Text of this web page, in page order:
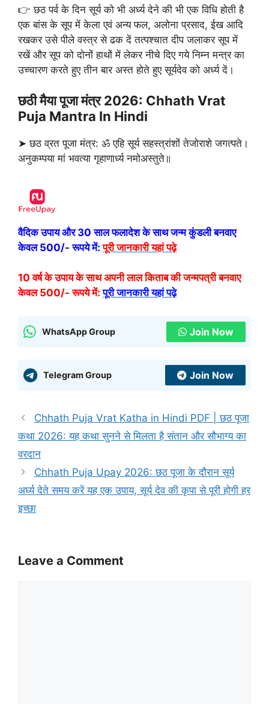
👉 छठ पर्व के दिन सूर्य को भी अर्ध्य देने की भी एक विधि होती है
एक बांस के सूप में केला एवं अन्य फल, अलोना प्रसाद, ईख आदि
रखकर उसे पीले वस्त्र से ढक दें तत्पश्चात दीप जलाकर सूप में
रखें और सूप को दोनों हाथों में लेकर नीचे दिए गये निम्न मन्त्र का
उच्चारण करते हुए तीन बार अस्त होते हुए सूर्यदेव को अर्ध्य दें।
छठी मैया पूजा मंत्र 2026: Chhath Vrat
Puja Mantra In Hindi
➤ छठ व्रत पूजा मंत्र: ॐ एहि सूर्य सहस्त्रांशों तेजोराशे जगत्पते।
अनुकम्पया मां भवत्या गृहाणार्ध्य नमोअस्तुते॥
वैदिक उपाय और 30 साल फलादेश के साथ जन्म कुंडली बनवाए
केवल 500/- रूपये में: पूरी जानकारी यहां पढ़े
10 वर्ष के उपाय के साथ अपनी लाल किताब की जन्मपत्री बनवाए
केवल 500/- रूपये में: पूरी जानकारी यहां पढ़े
WhatsApp Group Join Now
Telegram Group Join Now
Chhath Puja Vrat Katha in Hindi PDF | छठ पूजा
कथा 2026: यह कथा सुनने से मिलता है संतान और सौभाग्य का
वरदान
Chhath Puja Upay 2026: छठ पूजा के दौरान सूर्य
अर्घ्य देते समय करें यह एक उपाय, सूर्य देव की कृपा से पूरी होगी हर
इच्छा
Leave a Comment